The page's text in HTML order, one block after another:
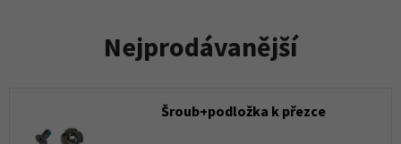
Nejprodávanější
Šroub+podložka k přezce